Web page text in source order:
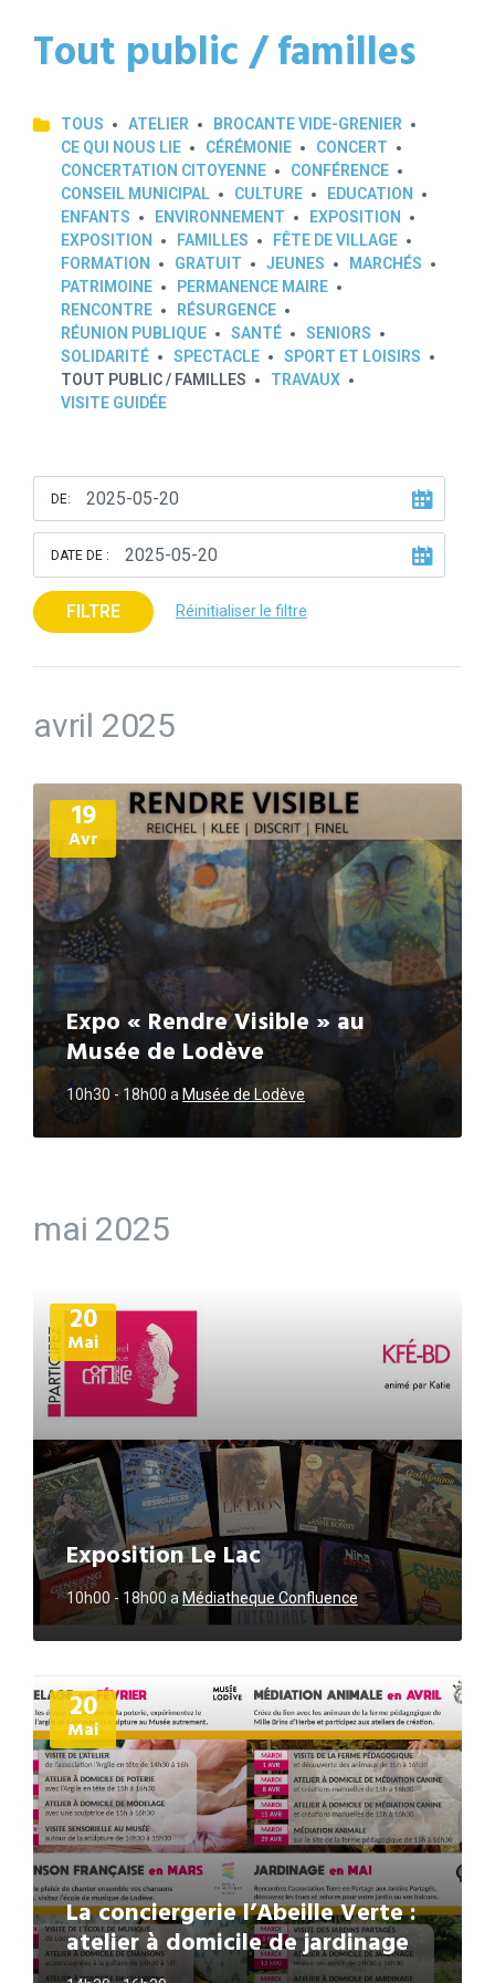
Tout public / familles
TOUS ATELIER
BROCANTE VIDE-GRENIER
CE QUI NOUS LIE
CÉRÉMONIE
CONCERT
CONCERTATION CITOYENNE
CONFÉRENCE
CONSEIL MUNICIPAL
CULTURE
EDUCATION
ENFANTS
ENVIRONNEMENT
EXPOSITION
EXPOSITION
FAMILLES
FÊTE DE VILLAGE
FORMATION
GRATUIT JEUNES
MARCHÉS
PATRIMOINE
PERMANENCE MAIRE
RENCONTRE
RÉSURGENCE
RÉUNION PUBLIQUE
SANTÉ
SENIORS
SOLIDARITÉ
SPECTACLE
SPORT ET LOISIRS
TOUT PUBLIC / FAMILLES
TRAVAUX
VISITE GUIDÉE
DE:
DATE DE :
FILTRE Réinitialiser le filtre
avril 2025
19
Avr
Expo « Rendre Visible » au
Musée de Lodève
10h30 - 18h00a Musée de Lodève
Plus
d'informations
mai 2025
20
Mai
Exposition Le Lac
10h00 - 18h00 aMédiatheque Confluence
d'informations
20
Mai
La conciergerie l’Abeille Verte :
atelier à domicile de jardinage
d'informations